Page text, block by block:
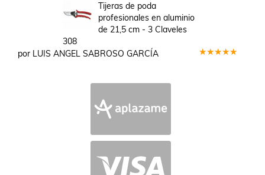
Tijeras de poda
profesionales en aluminio
de 21,5 cm - 3 Claveles
308
por LUIS ANGEL SABROSO GARCÍA